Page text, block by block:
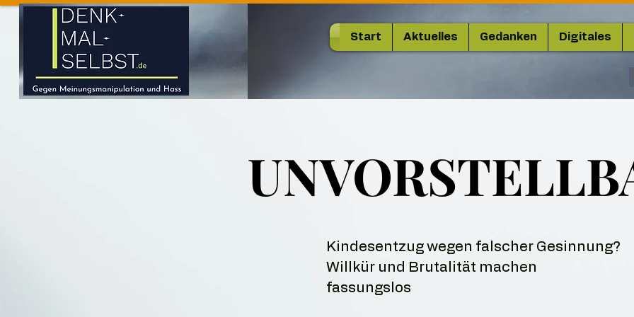
Start Aktuelles Gedanken Digitales
Kindesentzug wegen falscher Gesinnung?
Willkür und Brutalität machen
fassungslos